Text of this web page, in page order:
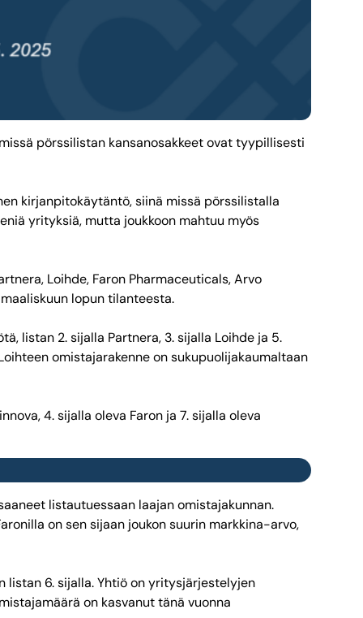
pörssilistan kansanosakkeet ovat tyypillisesti
kirjanpitokäytäntö, siinä missä pörssilistalla
yrityksiä, mutta joukkoon mahtuu myös
Loihde, Faron Pharmaceuticals, Arvo
lopun tilanteesta.
listan 2. sijalla Partnera, 3. sijalla Loihde ja 5.
omistajarakenne on sukupuolijakaumaltaan
4. sijalla oleva Faron ja 7. sijalla oleva
listautuessaan laajan omistajakunnan.
on sen sijaan joukon suurin markkina-arvo,
listan 6. sijalla. Yhtiö on yritysjärjestelyjen
on kasvanut tänä vuonna